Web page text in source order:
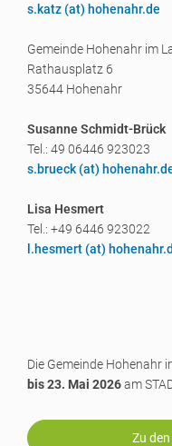
s.katz (at) hohenahr.de
Gemeinde Hohenahr im
Rathausplatz 6
35644 Hohenahr
Susanne Schmidt-Brück
Tel.: 49 06446 923023
s.brueck (at)
Lisa Hesmert
Tel.: +49 6446 923022
l.hesmert (at)
Die Gemeinde Hohenahr
bis 23. Mai 2026am
Zu